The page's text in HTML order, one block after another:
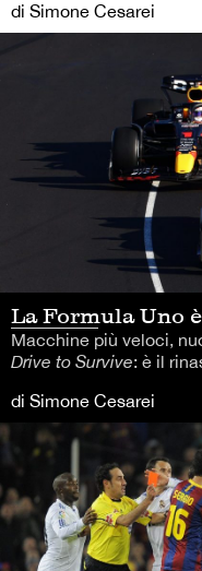
di Simone Cesarei
La Formula Uno
Macchine più veloci,
Drive to Survive: è il
di Simone Cesarei